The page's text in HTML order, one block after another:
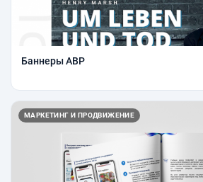
Баннеры ABP
МАРКЕТИНГ И ПРОДВИЖЕНИЕ